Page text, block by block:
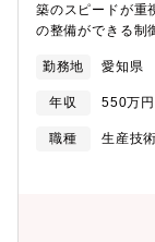
に社内外組織と連
るツール：ROS/
PowerPoint)、
築のスピードが重
の整備ができる制
の工場建設の設計
で、工場建設の
広い経験を積む
です。・各工場
ティリティシス
https://
ての業務への配
勤務地 愛知県
年収 550万
職種
生産技